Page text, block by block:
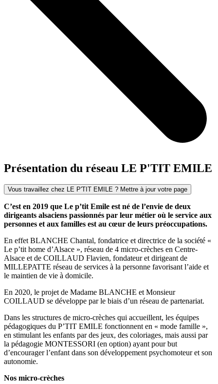
Présentation du réseau LE P'TIT EMILE
Vous travaillez chez LE P'TIT EMILE ? Mettre à jour votre page
C’est en 2019 que Le p’tit Emile est né de l’envie de deux
dirigeants alsaciens passionnés par leur métier où le service aux
personnes et aux familles est au cœur de leurs préoccupations.
En effet BLANCHE Chantal, fondatrice et directrice de la société «
Le p’tit home d’Alsace », réseau de 4 micro-crèches en Centre-
Alsace et de COILLAUD Flavien, fondateur et dirigeant de
MILLEPATTE réseau de services à la personne favorisant l’aide et
le maintien de vie à domicile.
En 2020, le projet de Madame BLANCHE et Monsieur
COILLAUD se développe par le biais d’un réseau de partenariat.
Dans les structures de micro-crèches qui accueillent, les équipes
pédagogiques du P’TIT EMILE fonctionnent en « mode famille »,
en stimulant les enfants par des jeux, des coloriages, mais aussi par
la pédagogie MONTESSORI (en option) ayant pour but
d’encourager l’enfant dans son développement psychomoteur et son
autonomie.
Nos micro-crèches